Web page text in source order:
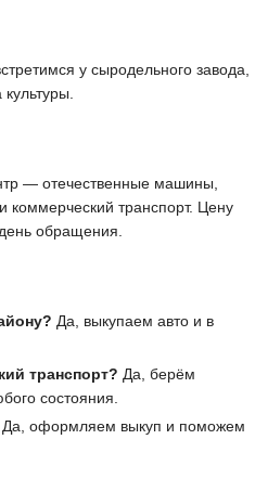
у сыродельного завода,
— отечественные машины,
транспорт. Цену
обращения.
Да, выкупаем авто и в
транспорт? Да, берём
состояния.
Да, оформляем выкуп и поможем